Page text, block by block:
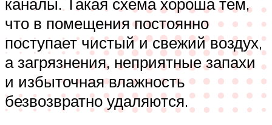
что в помещения постоянно
поступает чистый и свежий воздух,
а загрязнения, неприятные запахи
и избыточная влажность
безвозвратно удаляются.